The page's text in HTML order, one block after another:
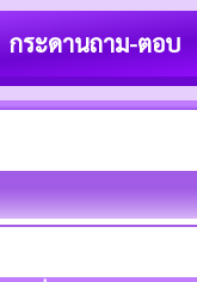
กระดานถาม-ตอบ